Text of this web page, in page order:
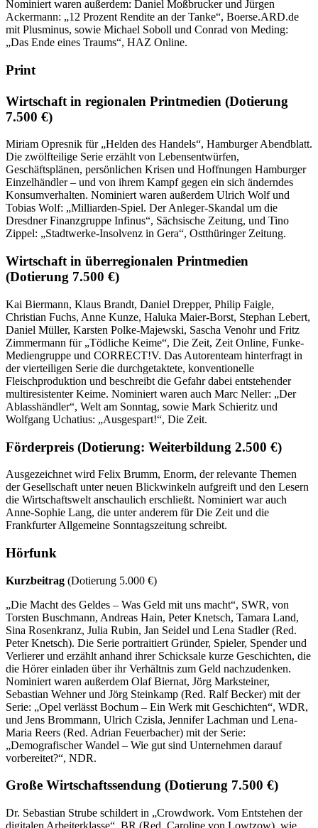
Nominiert waren außerdem: Daniel Moßbrucker und Jürgen
Ackermann: „12 Prozent Rendite an der Tanke“, Boerse.ARD.de
mit Plusminus, sowie Michael Soboll und Conrad von Meding:
„Das Ende eines Traums“, HAZ Online.
Print
Wirtschaft in regionalen Printmedien (Dotierung
7.500 €)
Miriam Opresnik für „Helden des Handels“, Hamburger Abendblatt.
Die zwölfteilige Serie erzählt von Lebensentwürfen,
Geschäftsplänen, persönlichen Krisen und Hoffnungen Hamburger
Einzelhändler – und von ihrem Kampf gegen ein sich änderndes
Konsumverhalten. Nominiert waren außerdem Ulrich Wolf und
Tobias Wolf: „Milliarden-Spiel. Der Anleger-Skandal um die
Dresdner Finanzgruppe Infinus“, Sächsische Zeitung, und Tino
Zippel: „Stadtwerke-Insolvenz in Gera“, Ostthüringer Zeitung.
Wirtschaft in überregionalen Printmedien
(Dotierung 7.500 €)
Kai Biermann, Klaus Brandt, Daniel Drepper, Philip Faigle,
Christian Fuchs, Anne Kunze, Haluka Maier-Borst, Stephan Lebert,
Daniel Müller, Karsten Polke-Majewski, Sascha Venohr und Fritz
Zimmermann für „Tödliche Keime“, Die Zeit, Zeit Online, Funke-
Mediengruppe und CORRECT!V. Das Autorenteam hinterfragt in
der vierteiligen Serie die durchgetaktete, konventionelle
Fleischproduktion und beschreibt die Gefahr dabei entstehender
multiresistenter Keime. Nominiert waren auch Marc Neller: „Der
Ablasshändler“, Welt am Sonntag, sowie Mark Schieritz und
Wolfgang Uchatius: „Ausgespart!“, Die Zeit.
Förderpreis (Dotierung: Weiterbildung 2.500 €)
Ausgezeichnet wird Felix Brumm, Enorm, der relevante Themen
der Gesellschaft unter neuen Blickwinkeln aufgreift und den Lesern
die Wirtschaftswelt anschaulich erschließt. Nominiert war auch
Anne-Sophie Lang, die unter anderem für Die Zeit und die
Frankfurter Allgemeine Sonntagszeitung schreibt.
Hörfunk
Kurzbeitrag (Dotierung 5.000 €)
„Die Macht des Geldes – Was Geld mit uns macht“, SWR, von
Torsten Buschmann, Andreas Hain, Peter Knetsch, Tamara Land,
Sina Rosenkranz, Julia Rubin, Jan Seidel und Lena Stadler (Red.
Peter Knetsch). Die Serie portraitiert Gründer, Spieler, Spender und
Verlierer und erzählt anhand ihrer Schicksale kurze Geschichten, die
die Hörer einladen über ihr Verhältnis zum Geld nachzudenken.
Nominiert waren außerdem Olaf Biernat, Jörg Marksteiner,
Sebastian Wehner und Jörg Steinkamp (Red. Ralf Becker) mit der
Serie: „Opel verlässt Bochum – Ein Werk mit Geschichten“, WDR,
und Jens Brommann, Ulrich Czisla, Jennifer Lachman und Lena-
Maria Reers (Red. Adrian Feuerbacher) mit der Serie:
„Demografischer Wandel – Wie gut sind Unternehmen darauf
vorbereitet?“, NDR.
Große Wirtschaftssendung (Dotierung 7.500 €)
Dr. Sebastian Strube schildert in „Crowdwork. Vom Entstehen der